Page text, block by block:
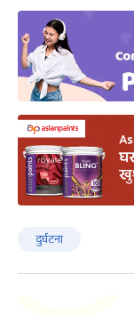
दुर्घटना